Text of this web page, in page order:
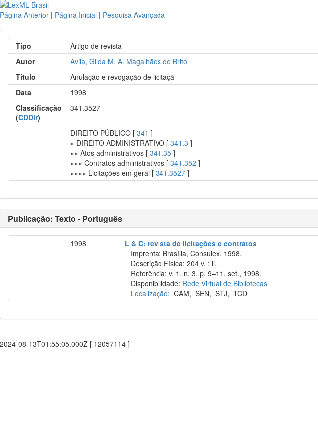
Página Anterior | Página Inicial | Pesquisa Avançada
Tipo
Artigo de revista
Autor
Avila, Gilda M. A. Magalhães de Brito
Título
Anulação e revogação de licitaçã
Data
1998
Classificação
(CDDir)
341.3527
DIREITO PÚBLICO [341 ]
» DIREITO ADMINISTRATIVO [341.3 ]
»» Atos administrativos [341.35 ]
»»» Contratos administrativos [341.352 ]
»»»» Licitações em geral [341.3527 ]
Publicação: Texto - Português
1998
L & C: revista de licitações e contratos
Imprenta: Brasília, Consulex, 1998.
Descrição Física: 204 v. : il.
Referência: v. 1, n. 3, p. 9–11, set., 1998.
Disponibilidade: Rede Virtual de Bibliotecas
Localização: CAM,SEN,STJ,TCD
2024-08-13T01:55:05.000Z [ 12057114 ]